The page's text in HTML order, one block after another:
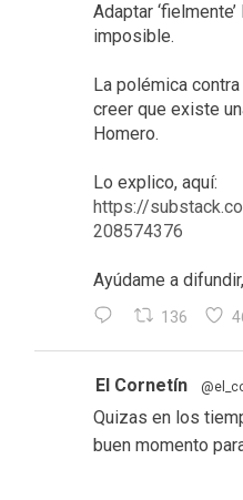
Adaptar
imposible.
La polémica
creer que existe
Homero.
Lo explico, aquí:
https://
208574376
Ayúdame a
136
El Cornetín
Quizas en los
buen momento